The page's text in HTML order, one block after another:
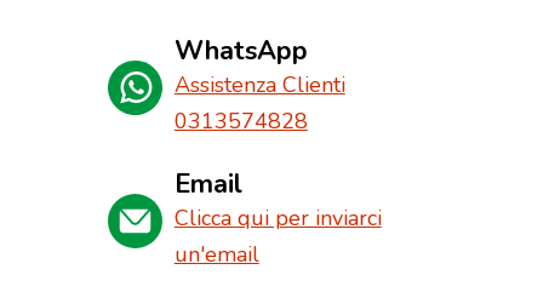
WhatsApp
Assistenza Clienti
0313574828
Email
Clicca qui per inviarci
un'email